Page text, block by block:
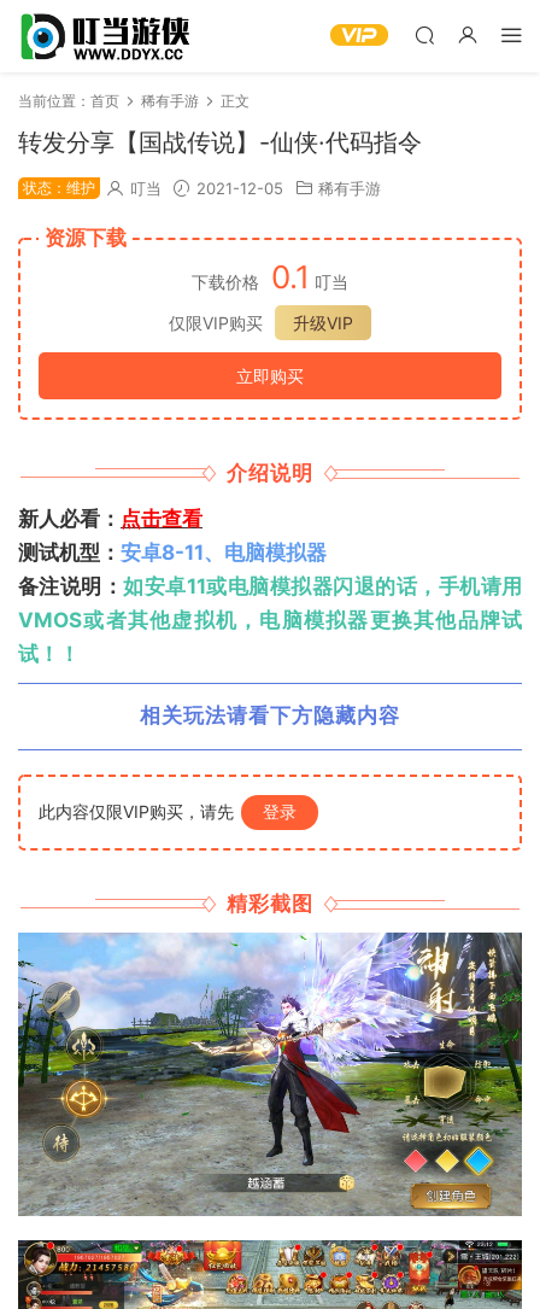
当前位置： 首页 稀有手游 正文
转发分享【国战传说】-仙侠·代码指令
状态：维护 叮当 2021-12-05 稀有手游
资源下载
下载价格 0.1 叮当
仅限VIP购买
升级VIP
立即购买
介绍说明
新人必看： 点击查看
测试机型： 安卓8-11、电脑模拟器
备注说明：如安卓11或电脑模拟器闪退的话，手机请用
VMOS或者其他虚拟机，电脑模拟器更换其他品牌试
试！！
相关玩法请看下方隐藏内容
此内容仅限VIP购买，请先 登录
精彩截图